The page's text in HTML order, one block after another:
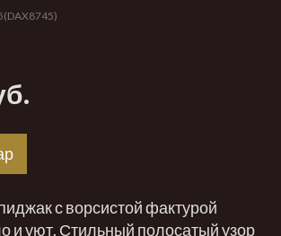
с ворсистой фактурой
и уют. Стильный полосатый узор